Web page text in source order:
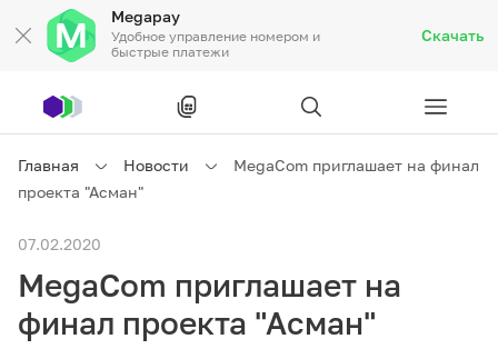
Megapay
Удобное управление номером и
быстрые платежи
Скачать
Частным клиентам
Бизнесу
Связь
Главная Новости
MegaCom приглашает на финал
проекта "Асман"
07.02.2020
MegaCom приглашает на
финал проекта "Асман"